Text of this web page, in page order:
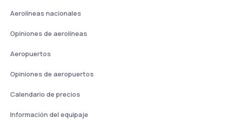
Aerolíneas nacionales
Opiniones de aerolíneas
Aeropuertos
Opiniones de aeropuertos
Calendario de precios
Información del equipaje